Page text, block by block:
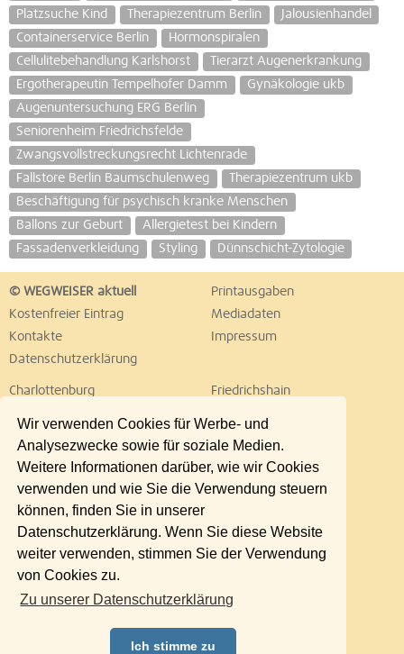
Wir verwenden Cookies für Werbe- und
Analysezwecke sowie für soziale Medien.
Weitere Informationen darüber, wie wir Cookies
verwenden und wie Sie die Verwendung steuern
können, finden Sie in unserer
Datenschutzerklärung. Wenn Sie diese Website
weiter verwenden, stimmen Sie der Verwendung
von Cookies zu.
Zu unserer Datenschutzerklärung
Ich stimme zu
Platzsuche Kind
Therapiezentrum Berlin
Jalousienhandel
Containerservice Berlin
Hormonspiralen
Cellulitebehandlung Karlshorst
Tierarzt Augenerkrankung
Ergotherapeutin Tempelhofer Damm
Gynäkologie ukb
Augenuntersuchung ERG Berlin
Seniorenheim Friedrichsfelde
Zwangsvollstreckungsrecht Lichtenrade
Fallstore Berlin Baumschulenweg
Therapiezentrum ukb
Beschäftigung für psychisch kranke Menschen
Ballons zur Geburt
Allergietest bei Kindern
Fassadenverkleidung
Styling Dünnschicht-Zytologie
© WEGWEISER aktuell
Printausgaben
Kostenfreier Eintrag
Mediadaten
Kontakte
Impressum
Datenschutzerklärung
Charlottenburg
Friedrichshain
Lichtenberg
Marzahn
Neukölln
Pankow
Reinickendorf
Schöneberg
Spandau
Steglitz
Tempelhof
Treptow
Umland Ost